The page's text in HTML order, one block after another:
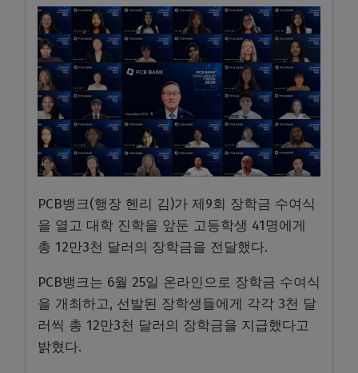
PCB뱅크(행장 헨리 김)가 제9회 장학금 수여식
을 열고 대학 진학을 앞둔 고등학생 41명에게
총 12만3천 달러의 장학금을 전달했다.
PCB뱅크는 6월 25일 온라인으로 장학금 수여식
을 개최하고, 선발된 장학생들에게 각각 3천 달
러씩 총 12만3천 달러의 장학금을 지급했다고
밝혔다.